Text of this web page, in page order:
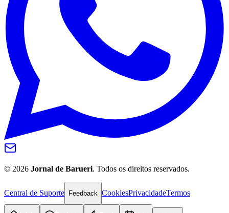
Internacional
© 2026 Jornal de Barueri. Todos os direitos reservados.
Central de Suporte Feedback CookiesPrivacidadeTermos